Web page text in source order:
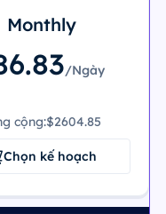
Monthly
/Ngày
cộng:$2604.85
Chọn kế hoạch